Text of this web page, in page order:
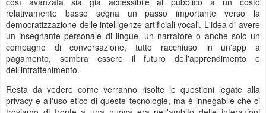
relativamente basso segna un passo importante verso la
democratizzazione delle intelligenze artificiali vocali. L'idea di avere
un insegnante personale di lingue, un narratore o anche solo un
compagno di conversazione, tutto racchiuso in un'app a
pagamento, sembra essere il futuro dell'apprendimento e
dell'intrattenimento.
Resta da vedere come verranno risolte le questioni legate alla
privacy e all'uso etico di queste tecnologie, ma è innegabile che ci